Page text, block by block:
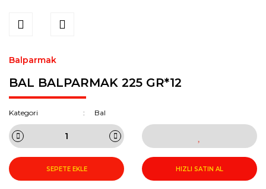
Balparmak
BAL BALPARMAK 225 GR*12
Kategori Bal
SEPETE EKLE HIZLI SATIN AL